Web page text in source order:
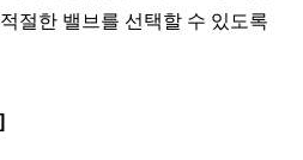
절한 밸브를 선택할 수 있도록